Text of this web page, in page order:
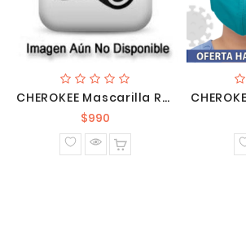
CHEROKEE Mascarilla Reversible CK508 WLFC2
$990
normal